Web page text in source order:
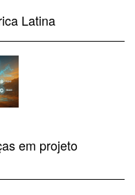
Latina
em projeto